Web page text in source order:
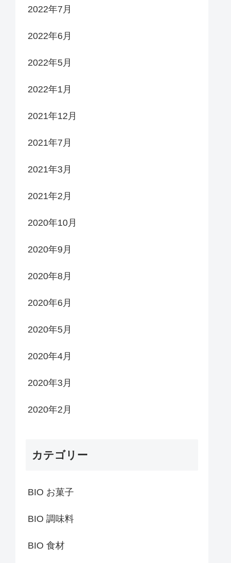
2022年7月
2022年6月
2022年5月
2022年1月
2021年12月
2021年7月
2021年3月
2021年2月
2020年10月
2020年9月
2020年8月
2020年6月
2020年5月
2020年4月
2020年3月
2020年2月
カテゴリー
BIO お菓子
BIO 調味料
BIO 食材